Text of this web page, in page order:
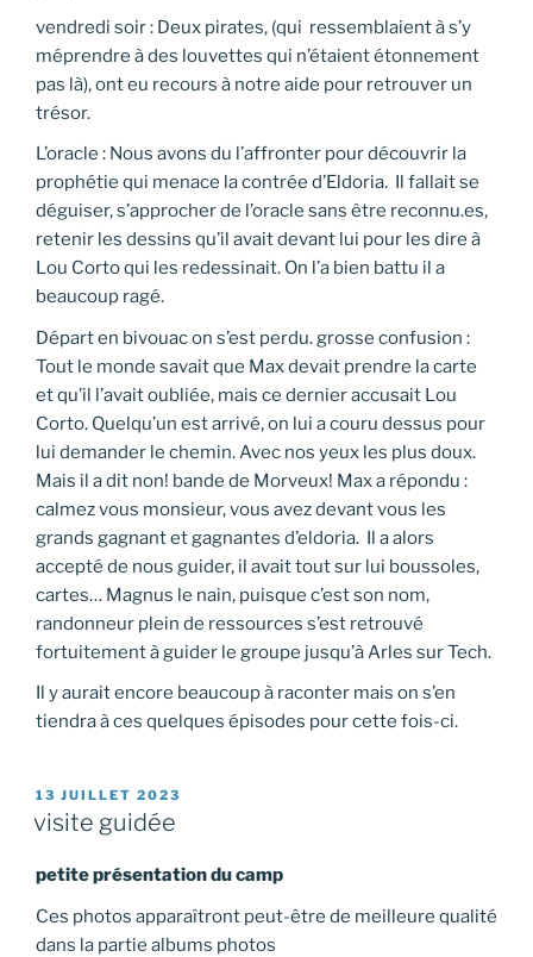
vendredi soir : Deux pirates, (qui ressemblaient à s’y
méprendre à des louvettes qui n’étaient étonnement
pas là), ont eu recours à notre aide pour retrouver un
trésor.
L’oracle : Nous avons du l’affronter pour découvrir la
prophétie qui menace la contrée d’Eldoria. Il fallait se
déguiser, s’approcher de l’oracle sans être reconnu.es,
retenir les dessins qu’il avait devant lui pour les dire à
Lou Corto qui les redessinait. On l’a bien battu il a
beaucoup ragé.
Départ en bivouac on s’est perdu. grosse confusion :
Tout le monde savait que Max devait prendre la carte
et qu’il l’avait oubliée, mais ce dernier accusait Lou
Corto. Quelqu’un est arrivé, on lui a couru dessus pour
lui demander le chemin. Avec nos yeux les plus doux.
Mais il a dit non! bande de Morveux! Max a répondu :
calmez vous monsieur, vous avez devant vous les
grands gagnant et gagnantes d’eldoria. Il a alors
accepté de nous guider, il avait tout sur lui boussoles,
cartes… Magnus le nain, puisque c’est son nom,
randonneur plein de ressources s’est retrouvé
fortuitement à guider le groupe jusqu’à Arles sur Tech.
Il y aurait encore beaucoup à raconter mais on s’en
tiendra à ces quelques épisodes pour cette fois-ci.
PUBLIÉ
LE
13 JUILLET 2023
visite guidée
petite présentation du camp
Ces photos apparaîtront peut-être de meilleure qualité
dans la partie albums photos